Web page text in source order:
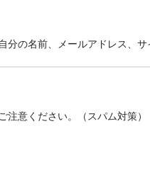
分の名前、メールアドレス、
注意ください。（スパム対策）